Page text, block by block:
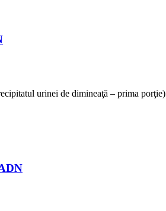
urinei de dimineaţă – prima porţie)